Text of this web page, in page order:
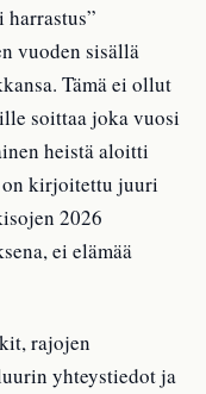
vuoden sisällä
Tämä ei ollut
soittaa joka vuosi
heistä aloitti
on kirjoitettu juuri
2026
ei elämää
rajojen
yhteystiedot ja